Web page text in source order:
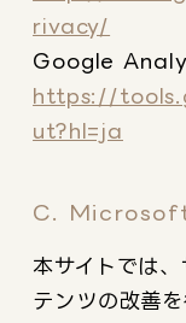
rivacy/
Google
https://
ut?hl=ja
C.
本サイトでは
テンツの改善